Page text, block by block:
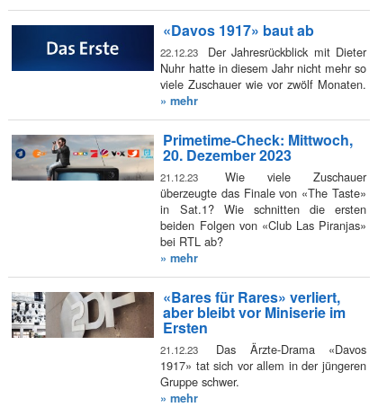
«Davos 1917» baut ab
22.12.23
Der Jahresrückblick mit Dieter
Nuhr hatte in diesem Jahr nicht mehr so
viele Zuschauer wie vor zwölf Monaten.
» mehr
Primetime-Check: Mittwoch,
20. Dezember 2023
21.12.23
Wie viele Zuschauer
überzeugte das Finale von «The Taste»
in Sat.1? Wie schnitten die ersten
beiden Folgen von «Club Las Piranjas»
bei RTL ab?
» mehr
«Bares für Rares» verliert,
aber bleibt vor Miniserie im
Ersten
21.12.23
Das Ärzte-Drama «Davos
1917» tat sich vor allem in der jüngeren
Gruppe schwer.
» mehr